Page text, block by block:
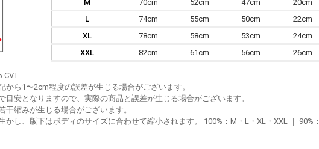
M
70cm 52cm 47cm
20cm
L
74cm 55cm 50cm
22cm
XL
78cm 58cm 53cm
24cm
XXL
82cm 61cm 56cm 26cm
CVT
ら1〜2cm程度の誤差が生じる場合がございます。
安となりますので、実際の商品と誤差が生じる場合がございます。
縮みが生じる場合がございます。
し、版下はボディのサイズに合わせて縮小されます。 100%：M・L・XL・XXL ｜ 90%：